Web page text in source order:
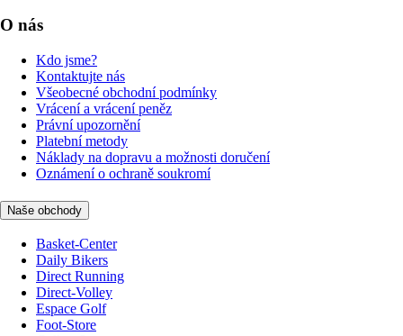
O nás
Kdo jsme?
Kontaktujte nás
Všeobecné obchodní podmínky
Vrácení a vrácení peněz
Právní upozornění
Platební metody
Náklady na dopravu a možnosti doručení
Oznámení o ochraně soukromí
Naše obchody
Basket-Center
Daily Bikers
Direct Running
Direct-Volley
Espace Golf
Foot-Store